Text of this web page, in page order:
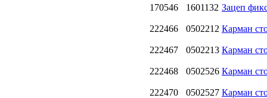
170546 1601132 Зацеп
222466 0502212 Карман
222467 0502213 Карман
222468 0502526 Карман
222470 0502527 Карман